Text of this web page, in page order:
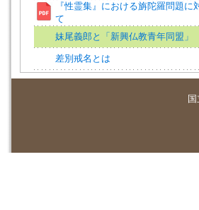
『性霊集』における旃陀羅問題
て
妹尾義郎と「新興仏教青年同盟」
差別戒名とは